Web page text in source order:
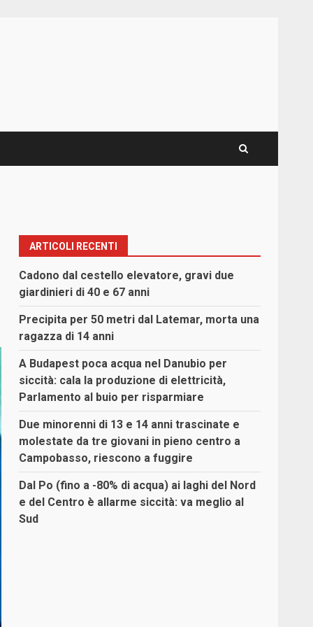
ARTICOLI RECENTI
Cadono dal cestello elevatore, gravi due
giardinieri di 40 e 67 anni
Precipita per 50 metri dal Latemar, morta una
ragazza di 14 anni
A Budapest poca acqua nel Danubio per
siccità: cala la produzione di elettricità,
Parlamento al buio per risparmiare
Due minorenni di 13 e 14 anni trascinate e
molestate da tre giovani in pieno centro a
Campobasso, riescono a fuggire
Dal Po (fino a -80% di acqua) ai laghi del Nord
e del Centro è allarme siccità: va meglio al
Sud